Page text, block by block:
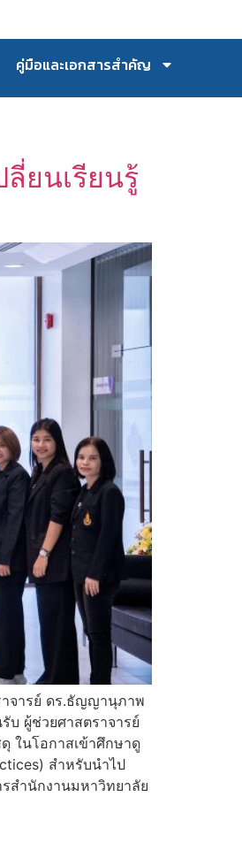
คู่มือและเอกสารสำคัญ
ยนเรียนรู้
าจารย์ ดร.ธัญญานุภาพ
บ ผู้ช่วยศาสตราจารย์
ในโอกาสเข้าศึกษาดู
สำหรับนำไป
สำนักงานมหาวิทยาลัย